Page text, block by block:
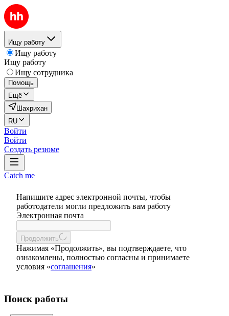
Ищу работу
Ищу работу
Ищу работу
Ищу сотрудника
Помощь
Ещё
Шахрихан
RU
Войти
Войти
Создать резюме
Catch me
Напишите адрес электронной почты, чтобы
работодатели могли предложить вам работу
Электронная почта
Продолжить
Нажимая «Продолжить», вы подтверждаете, что
ознакомлены, полностью согласны и принимаете
условия «соглашения»
Поиск работы